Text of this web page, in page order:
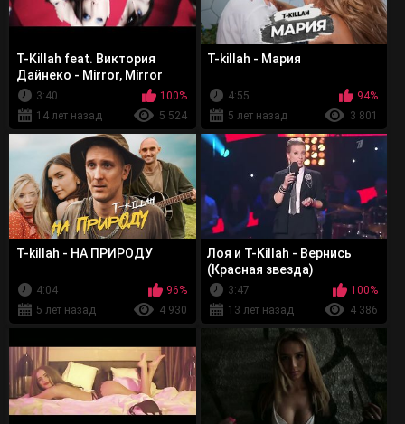
T-Killah feat. Виктория
Дайнеко - Mirror, Mirror
3:40
100%
14 лет назад
5 524
T-killah - Мария
4:55
94%
5 лет назад
3 801
T-killah - НА ПРИРОДУ
4:04
96%
5 лет назад
4 930
Лоя и T-Killah - Вернись
(Красная звезда)
3:47
100%
13 лет назад
4 386